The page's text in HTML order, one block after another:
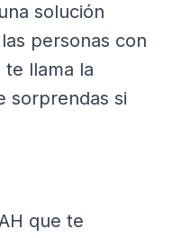
solución
personas con
te llama la
sorprendas si
que te